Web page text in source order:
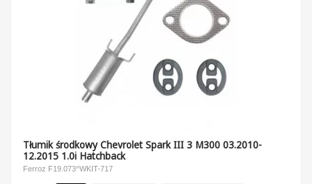
Tłumik środkowy Chevrolet Spark III 3 M300 03.2010-
12.2015 1.0i Hatchback
Ferroz F19.073^WKIT-717